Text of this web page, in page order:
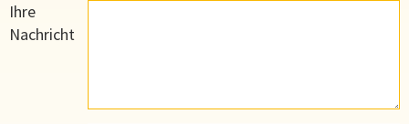
Ihre
Nachricht